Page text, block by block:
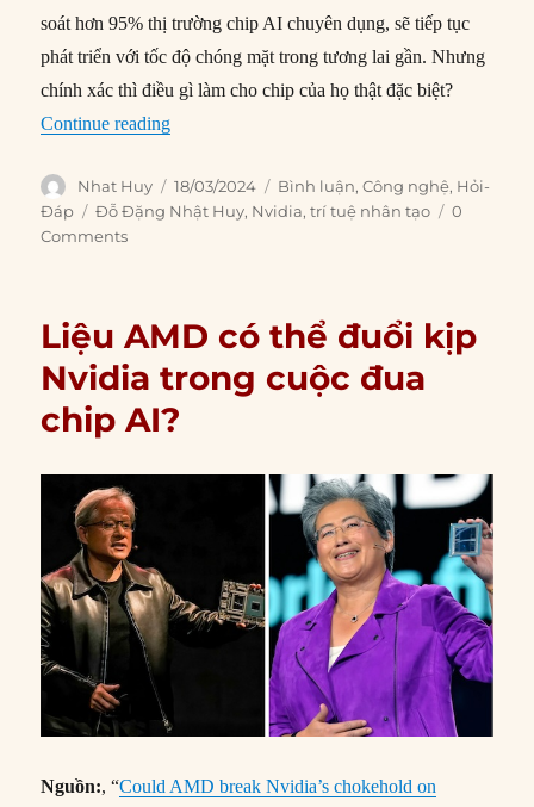
soát hơn 95% thị trường chip AI chuyên dụng, sẽ tiếp tục
phát triển với tốc độ chóng mặt trong tương lai gần. Nhưng
chính xác thì điều gì làm cho chip của họ thật đặc biệt?
Continue reading“Vì sao Nvidia dẫn đầu thị trường chip AI?”
Author
Nhat Huy
Posted
on
18/03/2024 Categories
Bình luận,Công nghệ, Hỏi-
Đáp
Tags
Đỗ Đặng Nhật Huy, Nvidia,trí tuệ nhân tạo
0
Comments
Liệu AMD có thể đuổi kịp
Nvidia trong cuộc đua
chip AI?
Nguồn:, “Could AMD break Nvidia’s chokehold on